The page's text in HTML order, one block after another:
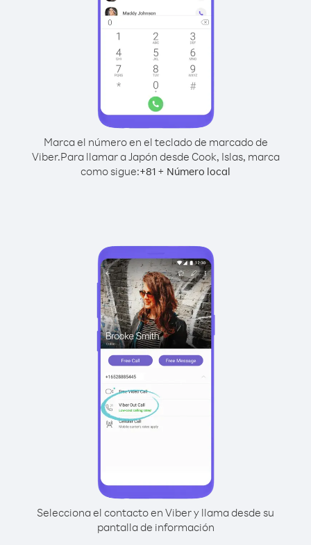
Marca el número en el teclado de marcado de
Viber.Para llamar a Japón desde Cook, Islas, marca
como sigue:+81 + Número local
Selecciona el contacto en Viber y llama desde su
pantalla de información